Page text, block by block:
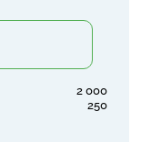
2 000
250